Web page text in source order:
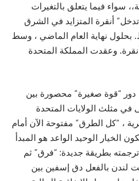
سواء فيما يتعلق بالتغيرات
أنقرة المتزايد في الشرق
بحلول نهاية العام الماضي ، وسط
وعقدت المملكة المتحدة
دور “قوة صغيرة” محصورة بين
في مثلث الولايات المتحدة
، “كل الطرق” مفتوحة الآن أمام
الخيار الوحيد الواعد هو المبدأ
بطريقة جديدة: “فرق” ثم
بالفعل دق إسفين بين